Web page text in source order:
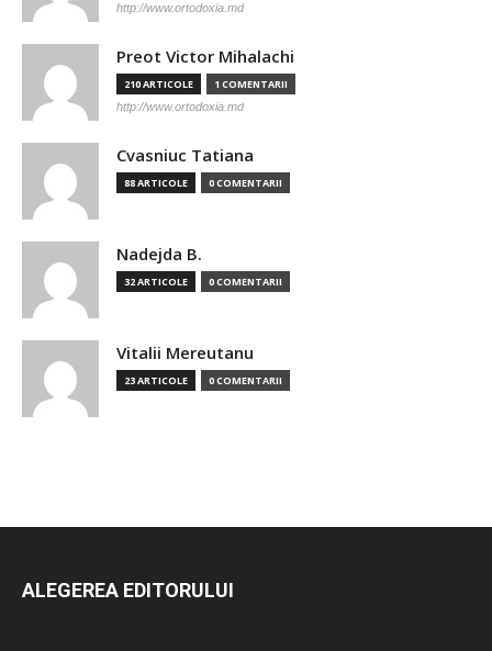
http://www.ortodoxia.md
Preot Victor Mihalachi
210 ARTICOLE 1 COMENTARII
http://www.ortodoxia.md
Cvasniuc Tatiana
88 ARTICOLE 0 COMENTARII
Nadejda B.
32 ARTICOLE 0 COMENTARII
Vitalii Mereutanu
23 ARTICOLE 0 COMENTARII
ALEGEREA EDITORULUI